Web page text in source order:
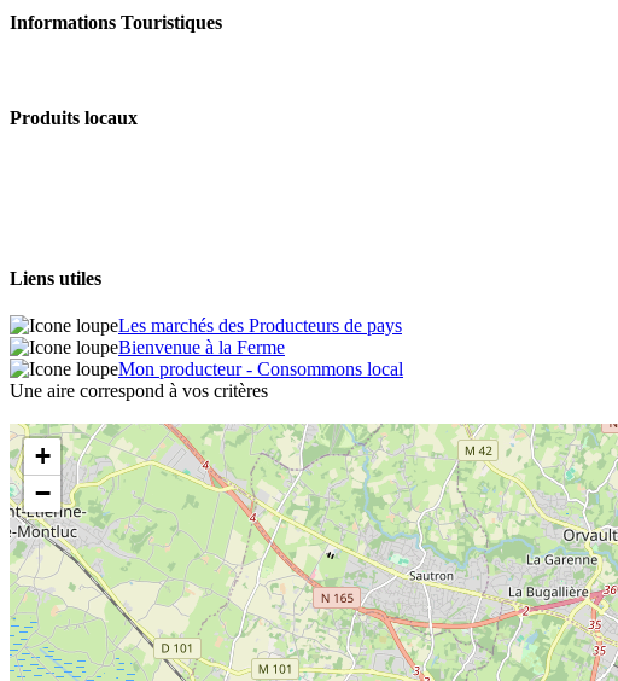
Informations Touristiques
Produits locaux
Liens utiles
Les marchés des Producteurs de pays
Bienvenue à la Ferme
Mon producteur - Consommons local
Une aire correspond à vos critères
+
−